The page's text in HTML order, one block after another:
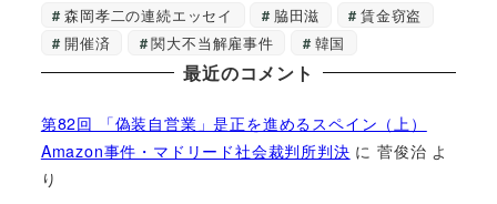
森岡孝二の連続エッセイ
脇田滋
賃金窃盗
開催済
関大不当解雇事件 韓国
最近のコメント
第82回 「偽装自営業」是正を進めるスペイン（上）
Amazon事件・マドリード社会裁判所判決 に菅俊治 よ
り